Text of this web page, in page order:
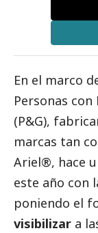
En el marco
Personas con
(P&G),
marcas tan
Ariel®, hace
este año con
poniendo el
visibilizar a